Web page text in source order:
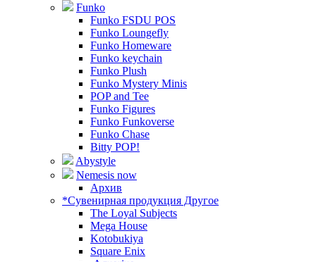
Funko
Funko FSDU POS
Funko Loungefly
Funko Homeware
Funko keychain
Funko Plush
Funko Mystery Minis
POP and Tee
Funko Figures
Funko Funkoverse
Funko Chase
Bitty POP!
Abystyle
Nemesis now
Архив
*Сувенирная продукция Другое
The Loyal Subjects
Mega House
Kotobukiya
Square Enix